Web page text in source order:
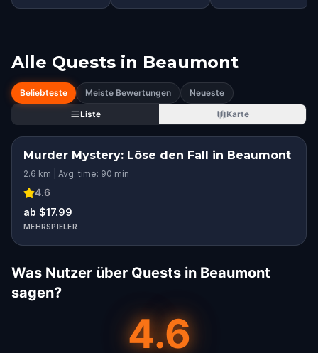
Alle Quests in Beaumont
Beliebteste Meiste Bewertungen
Neueste
Liste
Karte
Murder Mystery: Löse den Fall in Beaumont
2.6 km | Avg. time: 90 min
4.6
ab $17.99
MEHRSPIELER
Was Nutzer über Quests in Beaumont
sagen?
4.6